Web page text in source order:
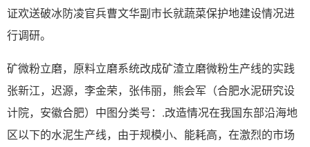
证欢送破冰防凌官兵曹文华副市长就蔬菜保护地建设情况进
行调研。
矿微粉立磨，原料立磨系统改成矿渣立磨微粉生产线的实践
张新江，迟源，李金荣，张伟丽，熊会军（合肥水泥研究设
计院，安徽合肥）中图分类号：.改造情况在我国东部沿海地
区以下的水泥生产线，由于规模小、能耗高，在激烈的市场